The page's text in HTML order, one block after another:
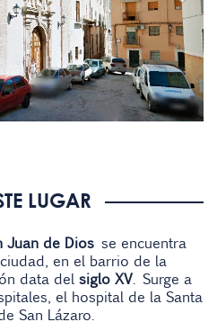
LUGAR
Juan de Dios se encuentra
en el barrio de la
data del siglo XV. Surge a
el hospital de la Santa
San Lázaro.